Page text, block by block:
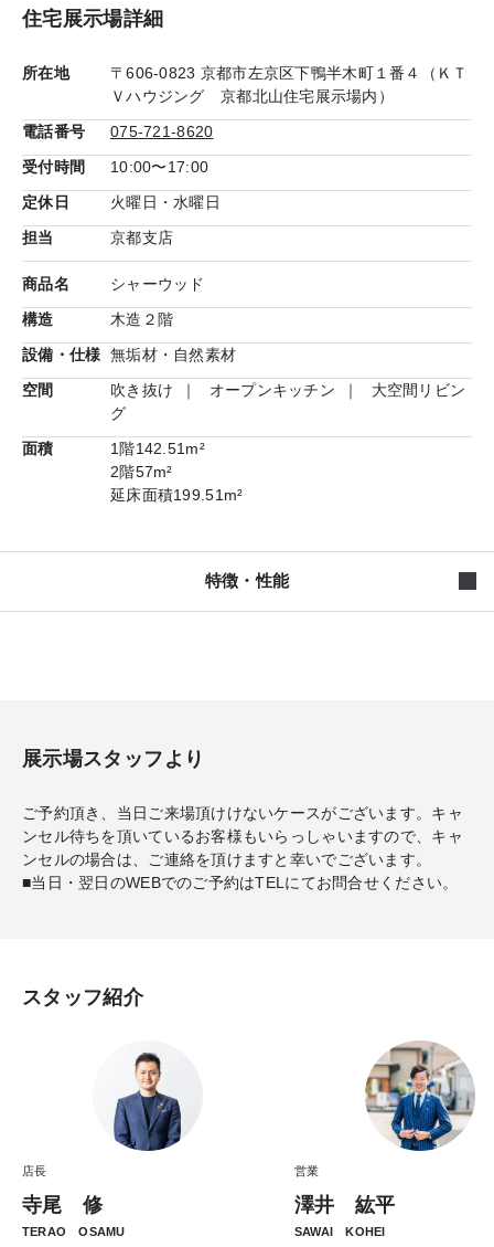
住宅展示場詳細
所在地
〒606-0823 京都市左京区下鴨半木町１番４（ＫＴ
Ｖハウジング 京都北山住宅展示場内）
電話番号
075-721-8620
受付時間
10:00〜17:00
定休日
火曜日・水曜日
担当
京都支店
商品名
シャーウッド
構造
木造２階
設備・仕様 無垢材・自然素材
空間
吹き抜け オープンキッチン
大空間リビン
グ
面積
1階142.51m²
2階57m²
延床面積199.51m²
特徴・性能
陶版外壁ベルバーン
日本人になじみ深い「陶器」と同
じ方法でつくられる、シャーウッドのためのオリジナル
展示場スタッフより
ご予約頂き、当日ご来場頂けけないケースがございます。キャ
ンセル待ちを頂いているお客様もいらっしゃいますので、キャ
ンセルの場合は、ご連絡を頂けますと幸いでございます。
■当日・翌日のWEBでのご予約はTELにてお問合せください。
スタッフ紹介
店長
寺尾 修
TERAO OSAMU
営業
澤井 紘平
SAWAI KOHEI